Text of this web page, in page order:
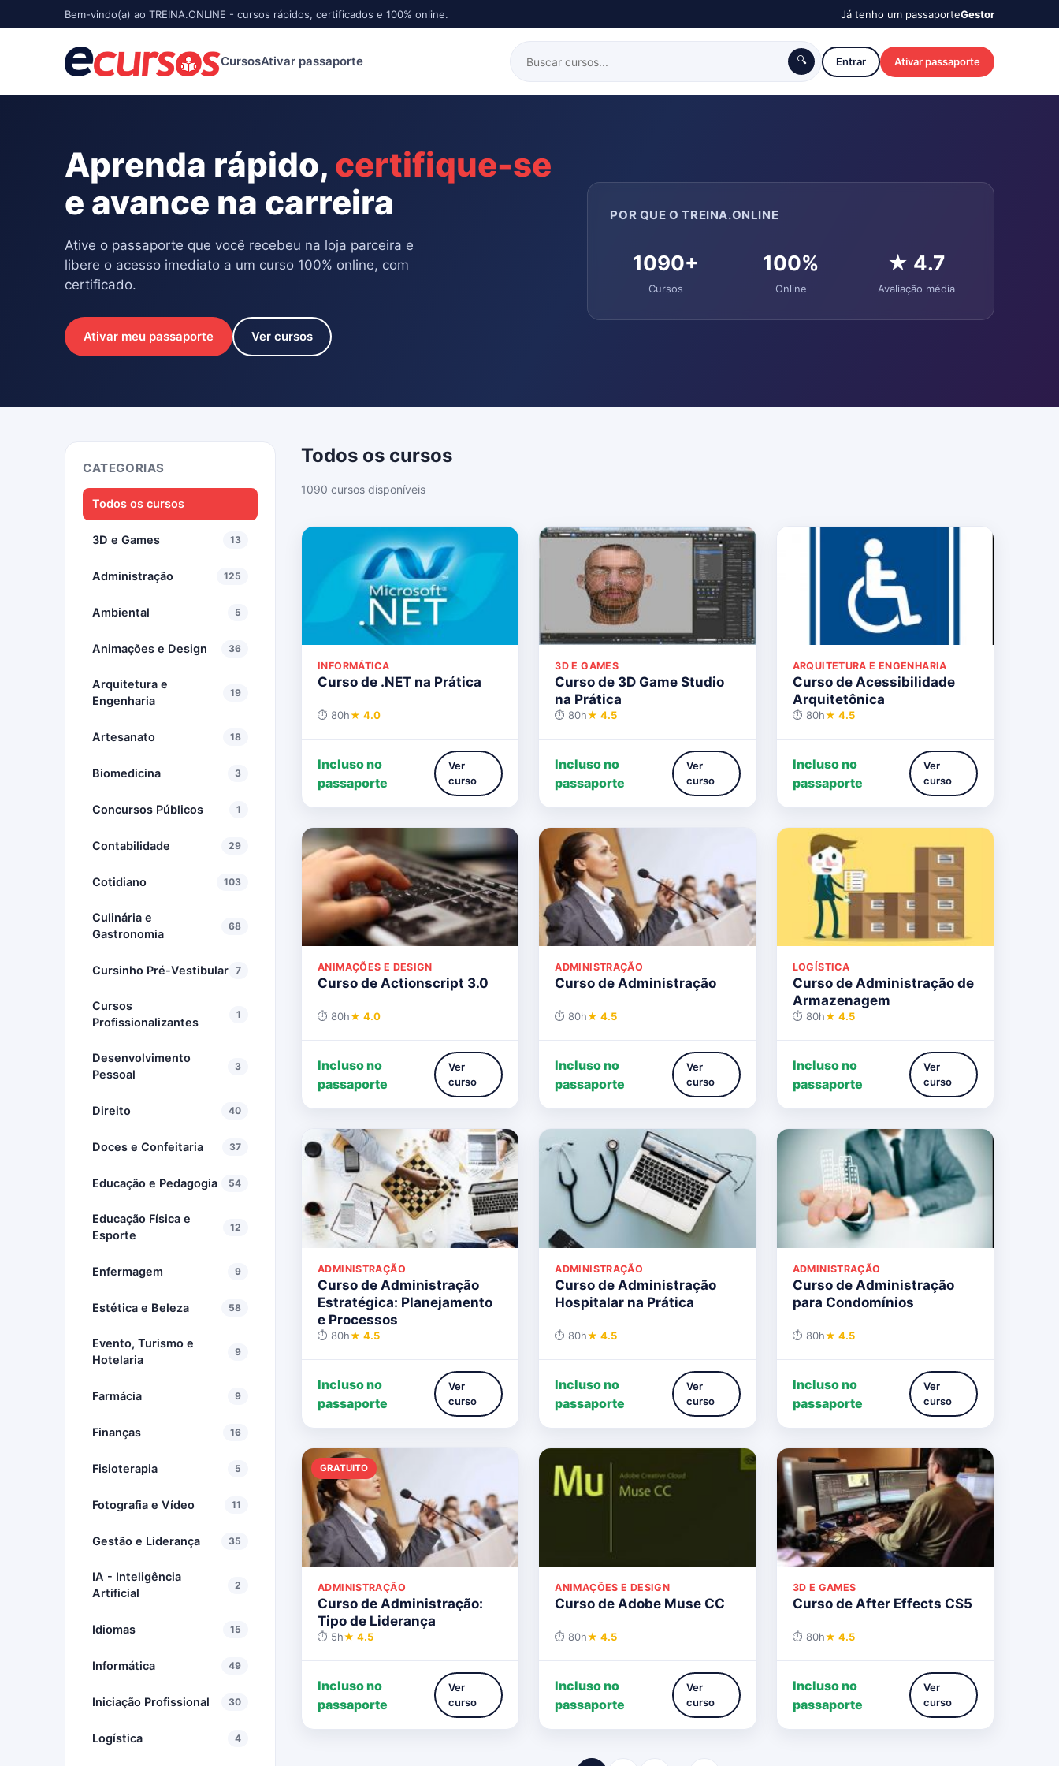
Bem-vindo(a) ao TREINA.ONLINE - cursos rápidos, certificados e 100% online. Já tenho um passaporteGestor
CursosAtivar passaporte 🔍 Entrar Ativar passaporte
Aprenda rápido, certifique-se
e avance na carreira
Ative o passaporte que você recebeu na loja parceira e
libere o acesso imediato a um curso 100% online, com
certificado.
Ativar meu passaporte Ver cursos
POR QUE O TREINA.ONLINE
1090+
Cursos
100%
Online
★ 4.7
Avaliação média
CATEGORIAS
Todos os cursos
3D e Games 13
Administração 125
Ambiental 5
Animações e Design 36
Arquitetura e
Engenharia
19
Artesanato 18
Biomedicina 3
Concursos Públicos 1
Contabilidade 29
Cotidiano 103
Culinária e
Gastronomia
68
Cursinho Pré-Vestibular 7
Cursos
Profissionalizantes
1
Desenvolvimento
Pessoal
3
Direito 40
Doces e Confeitaria 37
Educação e Pedagogia 54
Educação Física e
Esporte
12
Enfermagem 9
Estética e Beleza 58
Evento, Turismo e
Hotelaria
9
Farmácia 9
Finanças 16
Fisioterapia 5
Fotografia e Vídeo 11
Gestão e Liderança 35
IA - Inteligência
Artificial
2
Idiomas 15
Informática 49
Iniciação Profissional 30
Logística 4
Todos os cursos
1090 cursos disponíveis
INFORMÁTICA
Curso de .NET na Prática
⏱ 80h★ 4.0
Incluso no
passaporte
Ver
curso
3D E GAMES
Curso de 3D Game Studio
na Prática
⏱ 80h★ 4.5
Incluso no
passaporte
Ver
curso
ARQUITETURA E ENGENHARIA
Curso de Acessibilidade
Arquitetônica
⏱ 80h★ 4.5
Incluso no
passaporte
Ver
curso
ANIMAÇÕES E DESIGN
Curso de Actionscript 3.0
⏱ 80h★ 4.0
Incluso no
passaporte
Ver
curso
ADMINISTRAÇÃO
Curso de Administração
⏱ 80h★ 4.5
Incluso no
passaporte
Ver
curso
LOGÍSTICA
Curso de Administração de
Armazenagem
⏱ 80h★ 4.5
Incluso no
passaporte
Ver
curso
ADMINISTRAÇÃO
Curso de Administração
Estratégica: Planejamento
e Processos
⏱ 80h★ 4.5
Incluso no
passaporte
Ver
curso
ADMINISTRAÇÃO
Curso de Administração
Hospitalar na Prática
⏱ 80h★ 4.5
Incluso no
passaporte
Ver
curso
ADMINISTRAÇÃO
Curso de Administração
para Condomínios
⏱ 80h★ 4.5
Incluso no
passaporte
Ver
curso
GRATUITO
ADMINISTRAÇÃO
Curso de Administração:
Tipo de Liderança
⏱ 5h★ 4.5
Incluso no
passaporte
Ver
curso
ANIMAÇÕES E DESIGN
Curso de Adobe Muse CC
⏱ 80h★ 4.5
Incluso no
passaporte
Ver
curso
3D E GAMES
Curso de After Effects CS5
⏱ 80h★ 4.5
Incluso no
passaporte
Ver
curso